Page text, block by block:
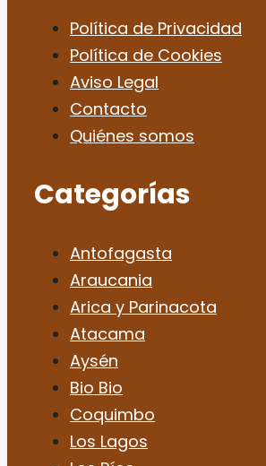
Política de Privacidad
Política de Cookies
Aviso Legal
Contacto
Quiénes somos
Categorías
Antofagasta
Araucania
Arica y Parinacota
Atacama
Aysén
Bio Bio
Coquimbo
Los Lagos